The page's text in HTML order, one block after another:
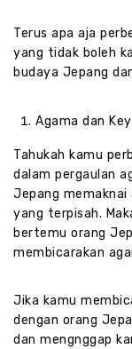
Terus apa aja
yang tidak boleh
budaya Jepang
Agama dan
Tahukah kamu
dalam pergaulan
Jepang
yang terpisah.
bertemu orang
membicarakan
Jika kamu
dengan orang
dan mengnggap